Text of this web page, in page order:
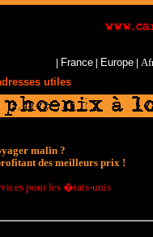
France Europe
utiles
malin ?
des meilleurs prix !
pour les �tats-unis